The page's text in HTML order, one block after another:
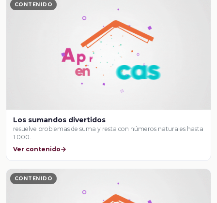
CONTENIDO
Los sumandos divertidos
resuelve problemas de suma y resta con números naturales hasta
1 000.
Ver contenido
CONTENIDO